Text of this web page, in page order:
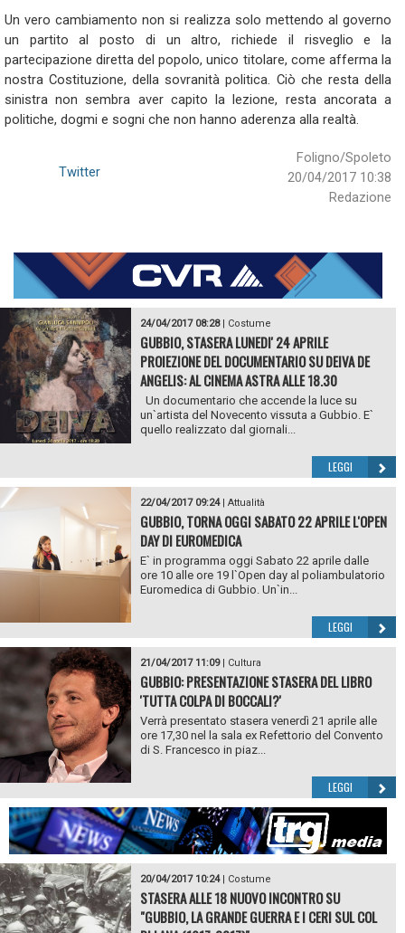
Un vero cambiamento non si realizza solo mettendo al governo
un partito al posto di un altro, richiede il risveglio e la
partecipazione diretta del popolo, unico titolare, come afferma la
nostra Costituzione, della sovranità politica. Ciò che resta della
sinistra non sembra aver capito la lezione, resta ancorata a
politiche, dogmi e sogni che non hanno aderenza alla realtà.
Foligno/Spoleto
20/04/2017 10:38
Redazione
Twitter
24/04/2017 08:28| Costume
GUBBIO, STASERA LUNEDI' 24 APRILE
PROIEZIONE DEL DOCUMENTARIO SU DEIVA DE
ANGELIS: AL CINEMA ASTRA ALLE 18.30
Un documentario che accende la luce su
un`artista del Novecento vissuta a Gubbio. E`
quello realizzato dal giornali...
LEGGI
22/04/2017 09:24| Attualità
GUBBIO, TORNA OGGI SABATO 22 APRILE L'OPEN
DAY DI EUROMEDICA
E` in programma oggi Sabato 22 aprile dalle
ore 10 alle ore 19 l`Open day al poliambulatorio
Euromedica di Gubbio. Un`in...
LEGGI
21/04/2017 11:09| Cultura
GUBBIO: PRESENTAZIONE STASERA DEL LIBRO
'TUTTA COLPA DI BOCCALI?'
Verrà presentato stasera venerdì 21 aprile alle
ore 17,30 nel la sala ex Refettorio del Convento
di S. Francesco in piaz...
LEGGI
20/04/2017 10:24| Costume
STASERA ALLE 18 NUOVO INCONTRO SU
"GUBBIO, LA GRANDE GUERRA E I CERI SUL COL